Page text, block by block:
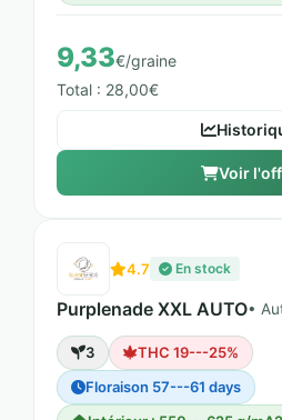
9,33€/graine
Total : 28,00€
Voir
4.7 En stock
Purplenade XXL AUTO•
3
THC 19---25%
Floraison 57---61 days